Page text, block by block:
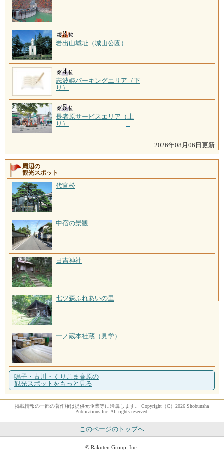
岩出山城址（城山公園）
志波姫パーキングエリア（下
り）
長者原サービスエリア（上
り）
2026年08月06日更新
周辺の
観光スポット
代官松
中宿の景観
日吉神社
七ツ森ふれあいの里
一ノ蔵本社蔵（見学）
鳴子・古川・くりこま高原の
観光スポットをもっと見る
掲載情報の一部の著作権は提供元企業等に帰属します。 Copyright（C）2026 Shobunsha
Publications,Inc. All rights reserved.
このページのトップへ
© Rakuten Group, Inc.